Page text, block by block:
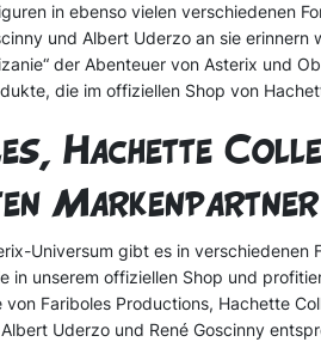
in ebenso vielen verschiedenen
und Albert Uderzo an sie
der Abenteuer von Asterix und
die im offiziellen Shop von
Hachette
Universum gibt es in
in unserem offiziellen Shop und
Fariboles Productions, Hachette
Uderzo und René Goscinny